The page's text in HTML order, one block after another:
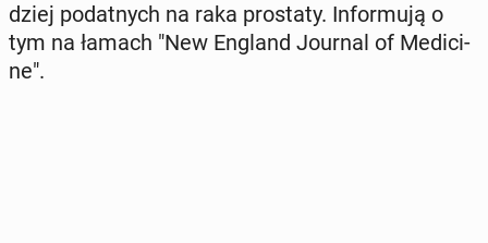
dziej po­dat­nych na raka pro­sta­ty. In­for­mu­ją o
tym na łamach "New England Journal of Me­di­ci­
ne".